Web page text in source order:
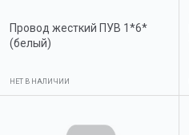
Провод жесткий ПУВ 1*6*
(белый)
НЕТ В НАЛИЧИИ